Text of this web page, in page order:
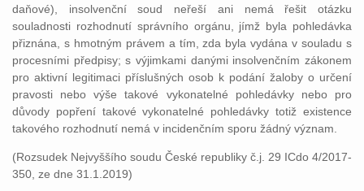
daňové), insolvenční soud neřeší ani nemá řešit otázku
souladnosti rozhodnutí správního orgánu, jímž byla pohledávka
přiznána, s hmotným právem a tím, zda byla vydána v souladu s
procesními předpisy; s výjimkami danými insolvenčním zákonem
pro aktivní legitimaci příslušných osob k podání žaloby o určení
pravosti nebo výše takové vykonatelné pohledávky nebo pro
důvody popření takové vykonatelné pohledávky totiž existence
takového rozhodnutí nemá v incidenčním sporu žádný význam.
(Rozsudek Nejvyššího soudu České republiky č.j. 29 ICdo 4/2017-
350, ze dne 31.1.2019)